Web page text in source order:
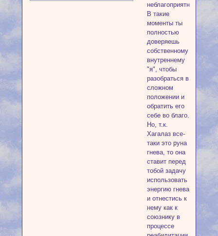
неблагоприятными.
В такие
моменты ты
полностью
доверяешь
собственному
внутреннему
"я", чтобы
разобраться в
сложном
положении и
обратить его
себе во благо.
Но, т.к.
Хагалаз все-
таки это руна
гнева, то она
ставит перед
тобой задачу
использовать
энергию гнева
и отнестись к
нему как к
союзнику в
процессе